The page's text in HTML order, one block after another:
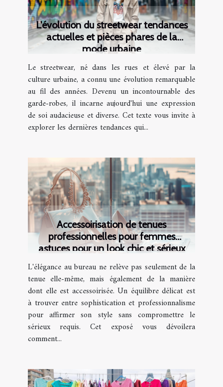
L'évolution du streetwear tendances
actuelles et pièces phares de la
mode urbaine
Le streetwear, né dans les rues et élevé par la
culture urbaine, a connu une évolution remarquable
au fil des années. Devenu un incontournable des
garde-robes, il incarne aujourd'hui une expression
de soi audacieuse et diverse. Cet texte vous invite à
explorer les dernières tendances qui...
Accessoirisation de tenues
professionnelles pour femmes
astuces pour un look chic et sérieux
L'élégance au bureau ne relève pas seulement de la
tenue elle-même, mais également de la manière
dont elle est accessoirisée. Un équilibre délicat est
à trouver entre sophistication et professionnalisme
pour affirmer son style sans compromettre le
sérieux requis. Cet exposé vous dévoilera
comment...